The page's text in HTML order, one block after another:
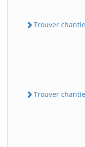
Trouver
Trouver